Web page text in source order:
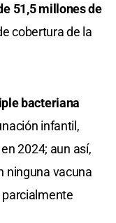
51,5 millones de
cobertura de la
bacteriana
infantil,
2024; aun así,
ninguna vacuna
parcialmente